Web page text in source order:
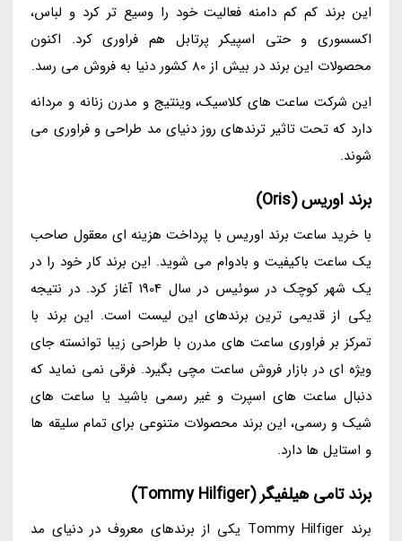
این برند کم کم دامنه فعالیت خود را وسیع تر کرد و لباس،
اکسسوری و حتی اسپیکر پرتابل هم فراوری کرد. اکنون
محصولات این برند در بیش از 80 کشور دنیا به فروش می رسد.
این شرکت ساعت های کلاسیک، وینتیج و مدرن زنانه و مردانه
دارد که تحت تاثیر ترندهای روز دنیای مد طراحی و فراوری می
شوند.
برند اوریس (Oris)
با خرید ساعت برند اوریس با پرداخت هزینه ای معقول صاحب
یک ساعت باکیفیت و بادوام می شوید. این برند کار خود را در
یک شهر کوچک در سوئیس در سال 1904 آغاز کرد. در نتیجه
یکی از قدیمی ترین برندهای این لیست است. این برند با
تمرکز بر فراوری ساعت های مدرن با طراحی زیبا توانسته جای
ویژه ای در بازار فروش ساعت مچی بگیرد. فرقی نمی نماید که
دنبال ساعت های اسپرت و غیر رسمی باشید یا ساعت های
شیک و رسمی، این برند محصولات متنوعی برای تمام سلیقه ها
و استایل ها دارد.
برند تامی هیلفیگر (Tommy Hilfiger)
برند Tommy Hilfiger یکی از برندهای معروف در دنیای مد